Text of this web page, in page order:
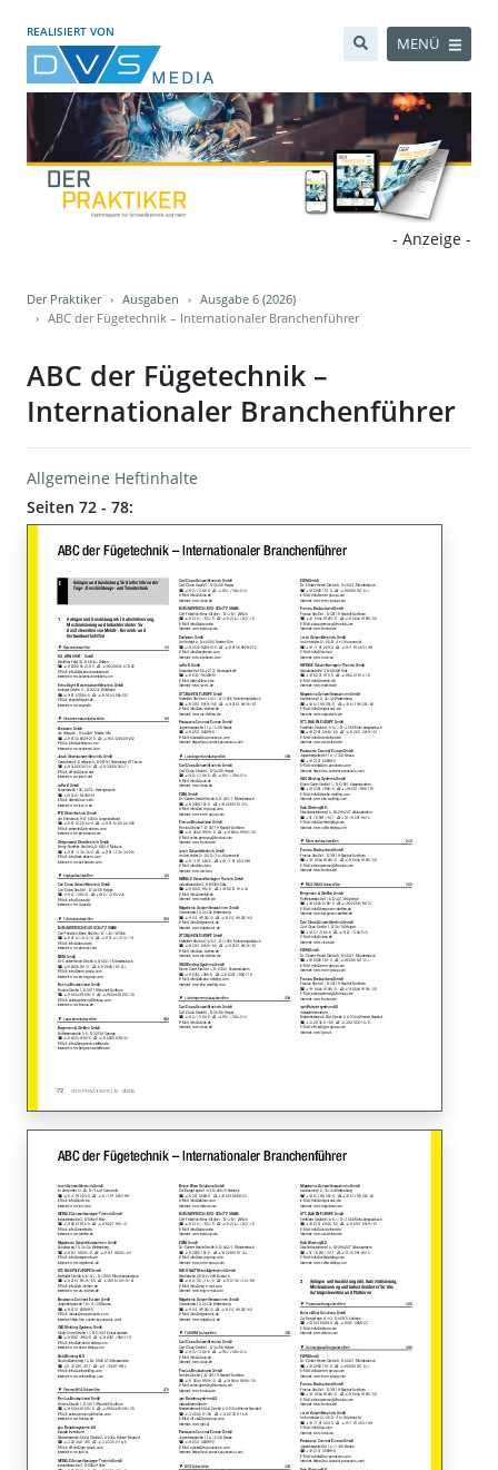
REALISIERT VON
MENÜ
- Anzeige -
Der Praktiker Ausgaben
Ausgabe 6 (2026)
ABC der Fügetechnik – Internationaler Branchenführer
ABC der Fügetechnik –
Internationaler Branchenführer
Allgemeine Heftinhalte
Seiten 72 - 78: